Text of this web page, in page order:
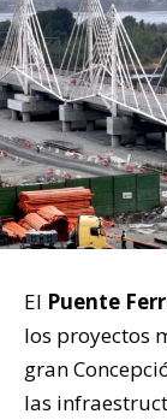
El Puente
los proyectos
gran
las